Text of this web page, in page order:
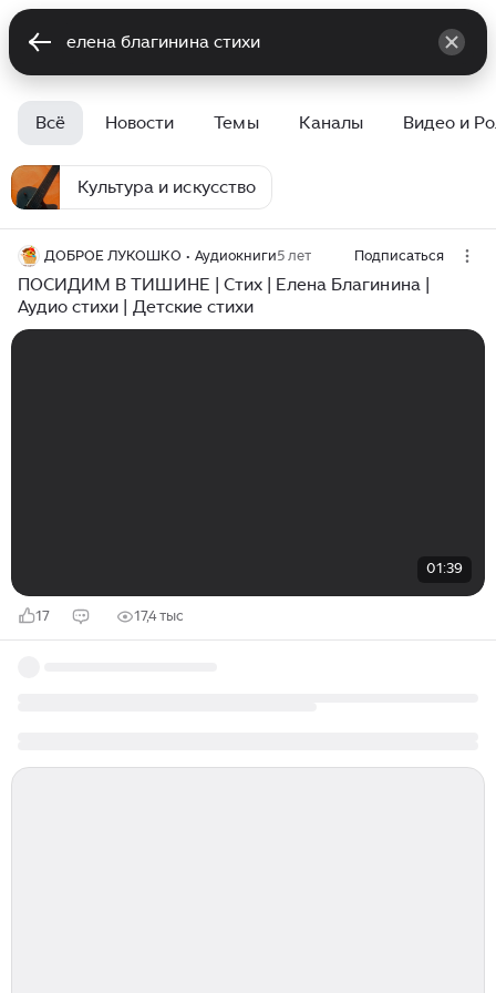
Всё Новости Темы Каналы Видео и
Культура и искусство
ДОБРОЕ ЛУКОШКО • Аудиокниги5 лет Подписаться
ПОСИДИМ В ТИШИНЕ | Стих | Елена Благинина |
Аудио стихи | Детские стихи
01:39
17 17,4 тыс